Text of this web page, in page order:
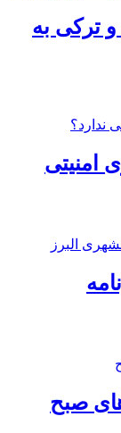
ترکی به
امنیتی
صبح